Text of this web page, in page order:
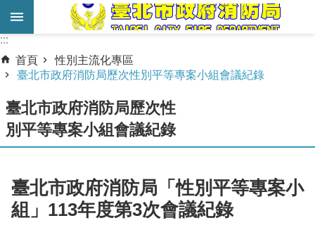
跳到主要內容區塊
進
階
尋
業
服
務
:::
:::
首頁
性別主流化專區
臺北市政府消防局歷次性別平等專案小組會議紀錄
臺北市政府消防局歷次性
別平等專案小組會議紀錄
臺北市政府消防局「性別平等專案小
組」113年度第3次會議紀錄